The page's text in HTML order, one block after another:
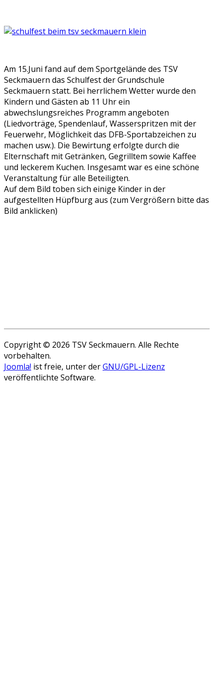
Am 15.Juni fand auf dem Sportgelände des TSV
Seckmauern das Schulfest der Grundschule
Seckmauern statt. Bei herrlichem Wetter wurde den
Kindern und Gästen ab 11 Uhr ein
abwechslungsreiches Programm angeboten
(Liedvorträge, Spendenlauf, Wasserspritzen mit der
Feuerwehr, Möglichkeit das DFB-Sportabzeichen zu
machen usw.). Die Bewirtung erfolgte durch die
Elternschaft mit Getränken, Gegrilltem sowie Kaffee
und leckerem Kuchen. Insgesamt war es eine schöne
Veranstaltung für alle Beteiligten.
Auf dem Bild toben sich einige Kinder in der
aufgestellten Hüpfburg aus (zum Vergrößern bitte das
Bild anklicken)
Copyright © 2026 TSV Seckmauern. Alle Rechte
vorbehalten.
Joomla! ist freie, unter derGNU/GPL-Lizenz
veröffentlichte Software.